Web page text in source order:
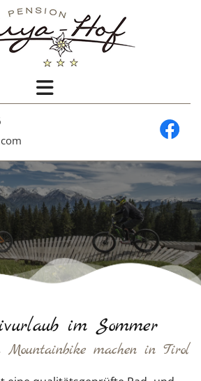
im Sommer
machen in Tirol